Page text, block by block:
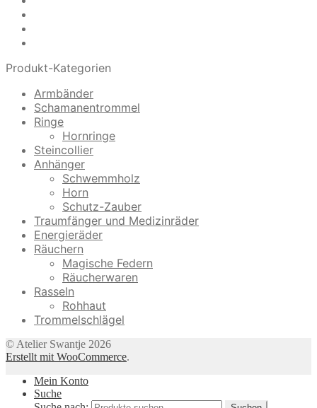
Produkt-Kategorien
Armbänder
Schamanentrommel
Ringe
Hornringe
Steincollier
Anhänger
Schwemmholz
Horn
Schutz-Zauber
Traumfänger und Medizinräder
Energieräder
Räuchern
Magische Federn
Räucherwaren
Rasseln
Rohhaut
Trommelschlägel
© Atelier Swantje 2026
Erstellt mit WooCommerce.
Mein Konto
Suche